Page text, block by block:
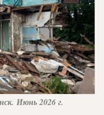
Июнь 2026 г.